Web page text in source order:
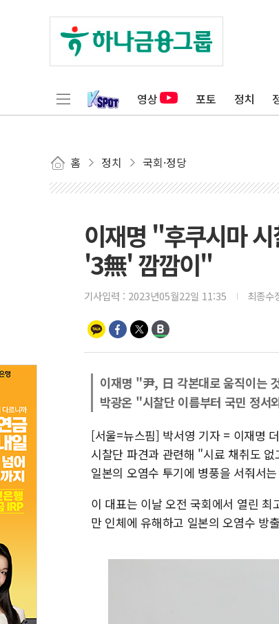
영상 포토 정치
홈 정치 국회·정당
이재명 "후쿠시마 시
'3無' 깜깜이"
기사입력 : 2023년05월22일 11:35 최종수
이재명 "尹, 日 각본대로 움직이는
박광온 "시찰단 이름부터 국민 정서
[서울=뉴스핌] 박서영 기자 = 이재명
시찰단 파견과 관련해 "시료 채취도
일본의 오염수 투기에 병풍을 서줘서
이 대표는 이날 오전 국회에서 열린
만 인체에 유해하고 일본의 오염수 방